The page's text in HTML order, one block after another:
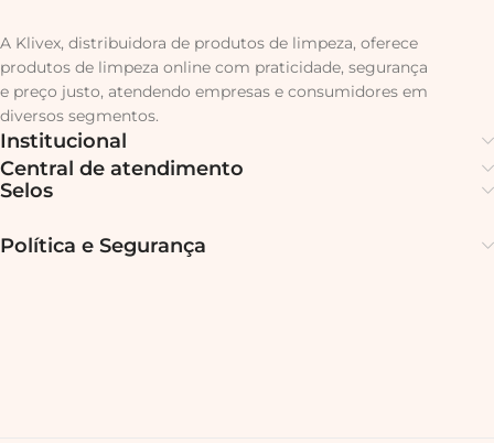
A Klivex, distribuidora de produtos de limpeza, oferece
produtos de limpeza online com praticidade, segurança
e preço justo, atendendo empresas e consumidores em
diversos segmentos.
Institucional
Central de atendimento
Selos
Política e Segurança